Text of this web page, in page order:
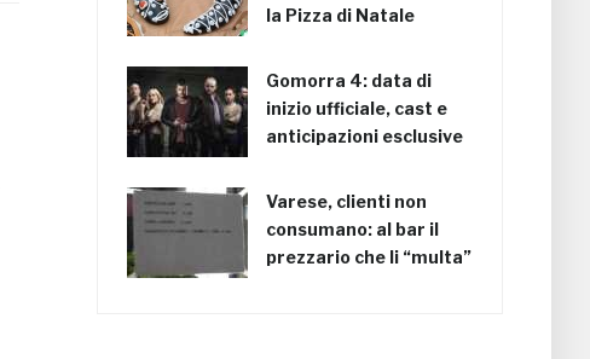
la Pizza di Natale
Gomorra 4: data di
inizio ufficiale, cast e
anticipazioni esclusive
Varese, clienti non
consumano: al bar il
prezzario che li “multa”